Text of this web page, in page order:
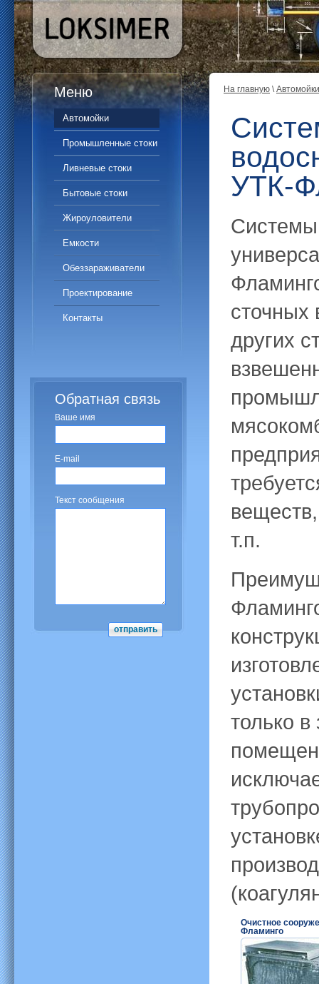
Меню
Автомойки
Промышленные стоки
Ливневые стоки
Бытовые стоки
Жироуловители
Емкости
Обеззараживатели
Проектирование
Контакты
Обратная связь
Ваше имя
E-mail
Текст сообщения
На главную \Автомойки
УТК-
Системы
сточных
других
т.п.
только
Очистное
Фламинго